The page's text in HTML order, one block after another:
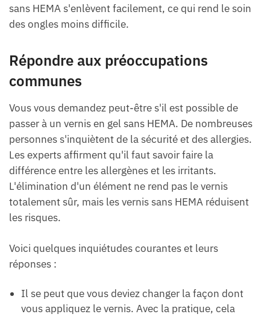
sans HEMA s'enlèvent facilement, ce qui rend le soin
des ongles moins difficile.
Répondre aux préoccupations
communes
Vous vous demandez peut-être s'il est possible de
passer à un vernis en gel sans HEMA. De nombreuses
personnes s'inquiètent de la sécurité et des allergies.
Les experts affirment qu'il faut savoir faire la
différence entre les allergènes et les irritants.
L'élimination d'un élément ne rend pas le vernis
totalement sûr, mais les vernis sans HEMA réduisent
les risques.
Voici quelques inquiétudes courantes et leurs
réponses :
Il se peut que vous deviez changer la façon dont
vous appliquez le vernis. Avec la pratique, cela